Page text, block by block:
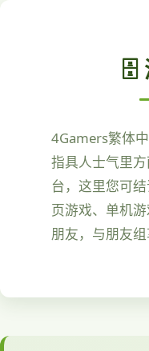
🗄️
4Gamers繁体
指具人士气里
台，这里您可
页游戏、单机
朋友，与朋友组